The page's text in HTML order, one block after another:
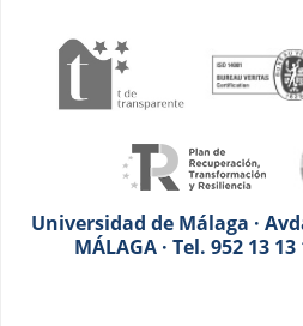
Universidad de Málaga ·
MÁLAGA · Tel. 952 13